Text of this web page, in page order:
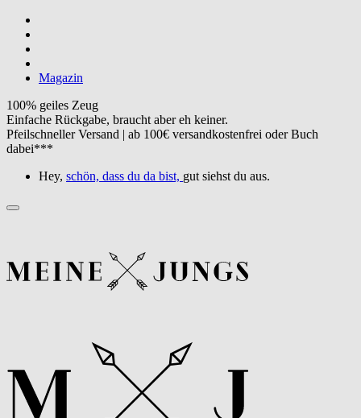
Magazin
100% geiles Zeug
Einfache Rückgabe, braucht aber eh keiner.
Pfeilschneller Versand | ab 100€ versandkostenfrei oder Buch
dabei***
Hey, schön, dass du da bist, gut siehst du aus.